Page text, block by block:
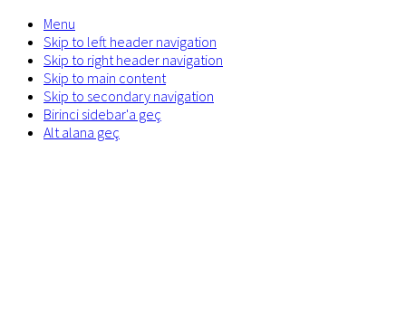
Menu
Skip to left header navigation
Skip to right header navigation
Skip to main content
Skip to secondary navigation
Birinci sidebar'a geç
Alt alana geç